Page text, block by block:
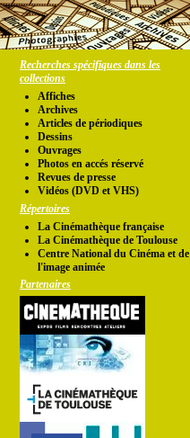
Recherches spécifiques dans les
collections
Affiches
Archives
Articles de périodiques
Dessins
Ouvrages
Photos en accés réservé
Revues de presse
Vidéos (DVD et VHS)
Répertoires
La Cinémathèque française
La Cinémathèque de Toulouse
Centre National du Cinéma et de
l'image animée
Partenaires